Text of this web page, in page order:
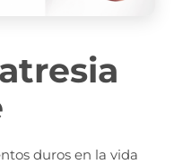
duros en la vida